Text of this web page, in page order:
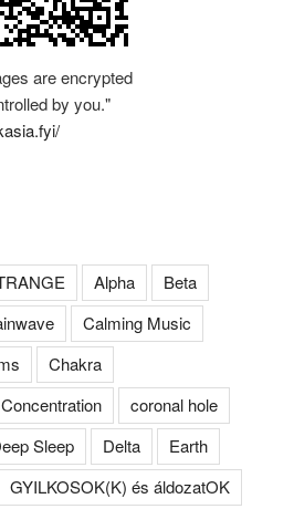
are encrypted
by you."
Alpha
Beta
Calming Music
Chakra
Concentration
coronal hole
Sleep Delta
Earth
GYILKOSOK(K) és áldozatOK